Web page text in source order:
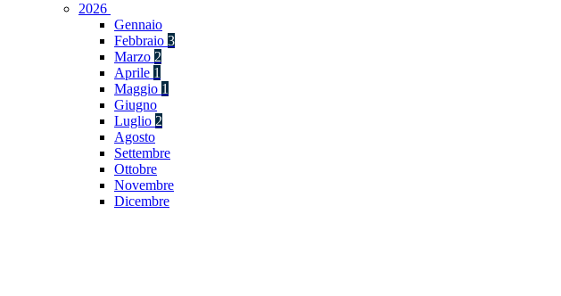
2026
Gennaio
Febbraio 3
Marzo 2
Aprile 1
Maggio 1
Giugno
Luglio 2
Agosto
Settembre
Ottobre
Novembre
Dicembre